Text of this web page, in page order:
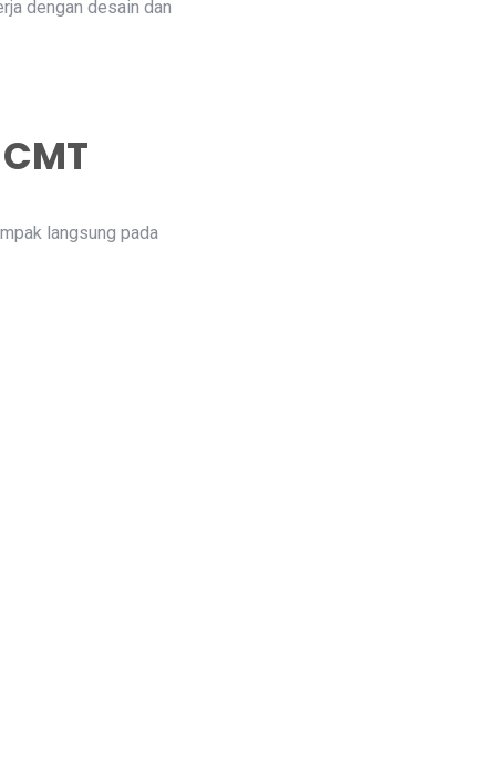
dengan desain dan
langsung pada